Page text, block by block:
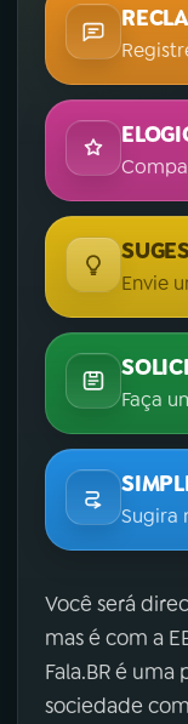
Envie
Faça
Sugira
Você será
mas é com a
Fala.BR é
sociedade